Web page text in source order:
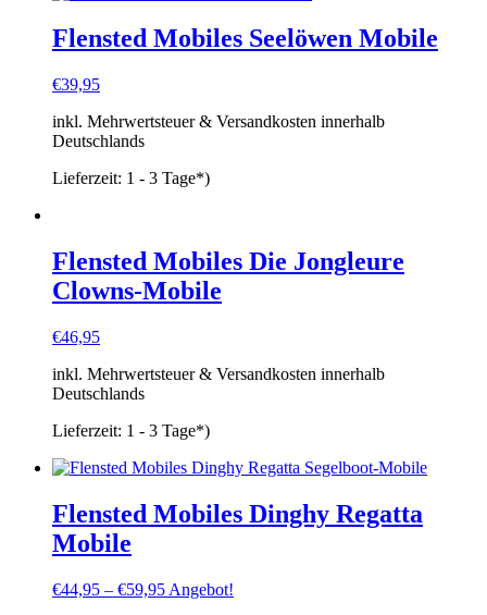
Flensted Mobiles Seelöwen Mobile
€39,95
inkl. Mehrwertsteuer & Versandkosten innerhalb
Deutschlands
Lieferzeit: 1 - 3 Tage*)
Flensted Mobiles Die Jongleure
Clowns-Mobile
€46,95
inkl. Mehrwertsteuer & Versandkosten innerhalb
Deutschlands
Lieferzeit: 1 - 3 Tage*)
Flensted Mobiles Dinghy Regatta
Mobile
€44,95 – €59,95 Angebot!